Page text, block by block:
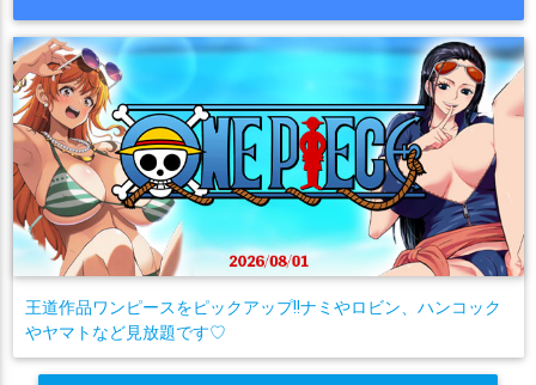
王道作品ワンピースをピックアップ!!ナミやロビン、ハンコック
やヤマトなど見放題です♡